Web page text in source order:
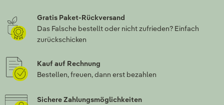
Gratis Paket-Rückversand
Das Falsche bestellt oder nicht zufrieden? Einfach
zurückschicken
Kauf auf Rechnung
Bestellen, freuen, dann erst bezahlen
Sichere Zahlungsmöglichkeiten